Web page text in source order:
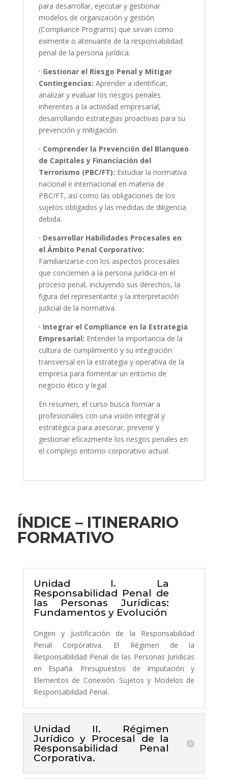
para desarrollar, ejecutar y gestionar
modelos de organización y gestión
(Compliance Programs) que sirvan como
eximente o atenuante de la responsabilidad
penal de la persona jurídica.
· Gestionar el Riesgo Penal y Mitigar
Contingencias: Aprender a identificar,
analizar y evaluar los riesgos penales
inherentes a la actividad empresarial,
desarrollando estrategias proactivas para su
prevención y mitigación.
· Comprender la Prevención del Blanqueo
de Capitales y Financiación del
Terrorismo (PBC/FT): Estudiar la normativa
nacional e internacional en materia de
PBC/FT, así como las obligaciones de los
sujetos obligados y las medidas de diligencia
debida.
· Desarrollar Habilidades Procesales en
el Ámbito Penal Corporativo:
Familiarizarse con los aspectos procesales
que conciernen a la persona jurídica en el
proceso penal, incluyendo sus derechos, la
figura del representante y la interpretación
judicial de la normativa.
· Integrar el Compliance en la Estrategia
Empresarial: Entender la importancia de la
cultura de cumplimiento y su integración
transversal en la estrategia y operativa de la
empresa para fomentar un entorno de
negocio ético y legal.
En resumen, el curso busca formar a
profesionales con una visión integral y
estratégica para asesorar, prevenir y
gestionar eficazmente los riesgos penales en
el complejo entorno corporativo actual.
ÍNDICE – ITINERARIO
FORMATIVO
Unidad I. La
Responsabilidad Penal de
las Personas Jurídicas:
Fundamentos y Evolución
Origen y Justificación de la Responsabilidad
Penal Corporativa. El Régimen de la
Responsabilidad Penal de las Personas Jurídicas
en España. Presupuestos de Imputación y
Elementos de Conexión. Sujetos y Modelos de
Responsabilidad Penal.
Unidad II. Régimen
Jurídico y Procesal de la
Responsabilidad Penal
Corporativa.